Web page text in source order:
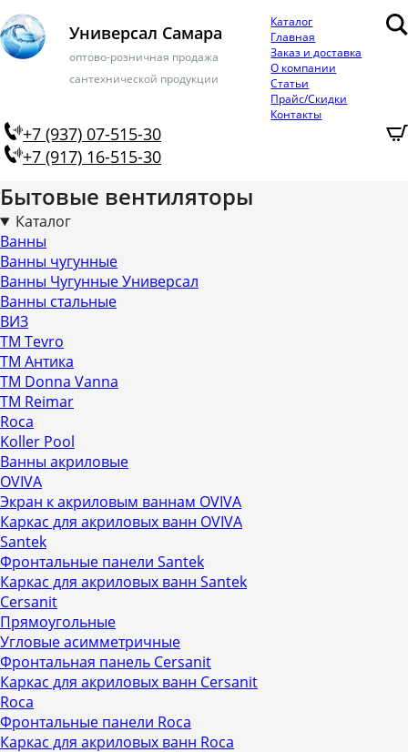
Универсал Самара
оптово-розничная продажа
сантехнической продукции
Каталог
Главная
Заказ и доставка
О компании
Статьи
Прайс/Скидки
Контакты
+7 (937) 07-515-30
+7 (917) 16-515-30
Бытовые вентиляторы
Каталог
Ванны
Ванны чугунные
Ванны Чугунные Универсал
Ванны стальные
ВИЗ
ТМ Tevro
ТМ Антика
ТМ Donna Vanna
ТМ Reimar
Roca
Koller Pool
Ванны акриловые
OVIVA
Экран к акриловым ваннам OVIVA
Каркас для акриловых ванн OVIVA
Santek
Фронтальные панели Santek
Каркас для акриловых ванн Santek
Cersanit
Прямоугольные
Угловые асимметричные
Фронтальная панель Cersanit
Каркас для акриловых ванн Cersanit
Roca
Фронтальные панели Roca
Каркас для акриловых ванн Roca